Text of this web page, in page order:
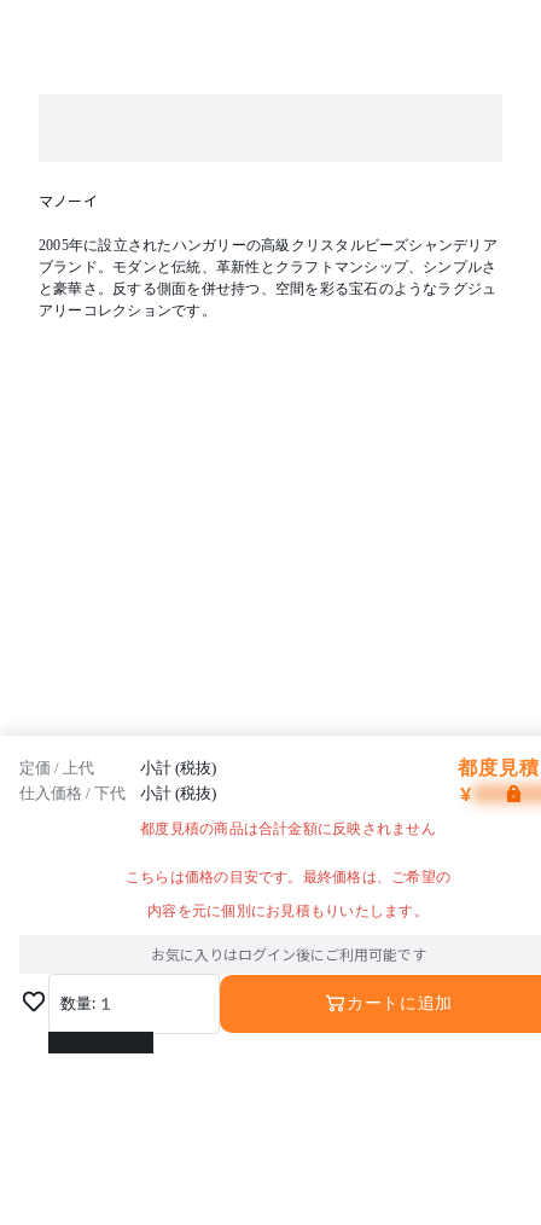
マノーイ
2005年に設立されたハンガリーの高級クリスタルビーズシャンデリア
ブランド。モダンと伝統、革新性とクラフトマンシップ、シンプルさ
と豪華さ。反する側面を併せ持つ、空間を彩る宝石のようなラグジュ
アリーコレクションです。
定価 / 上代 小計 (税抜) 都度見
仕入価格 / 下代 小計 (税抜) ¥
都度見積の商品は合計金額に反映されません
こちらは価格の目安です。最終価格は、ご希望の
内容を元に個別にお見積もりいたします。
お気に入りはログイン後にご利用可能です
数量: 1
1
カートに追加